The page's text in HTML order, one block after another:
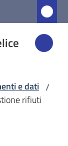
e dati /
rifiuti